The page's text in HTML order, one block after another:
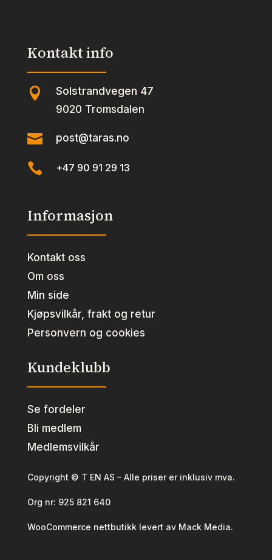
Kontakt info
 Solstrandvegen 47
9020 Tromsdalen
 post@taras.no
 +47 90 91 29 13
Informasjon
Kontakt oss
Om oss
Min side
Kjøpsvilkår, frakt og retur
Personvern og cookies
Kundeklubb
Se fordeler
Bli medlem
Medlemsvilkår
Copyright © T EN AS – Alle priser er inklusiv mva.
Org nr: 925 821 640
WooCommerce nettbutikk levert av Mack Media.